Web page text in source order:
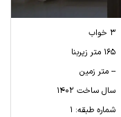
3 خواب
165 متر زیربنا
-- متر زمین
سال ساخت 1402
شماره طبقه: 1